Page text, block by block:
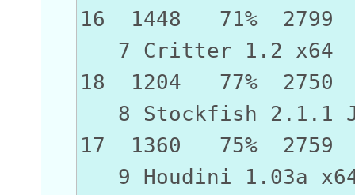
16 1448 71% 2799
7 Critter
18 1204 77% 2750
8 Stockfish 2.1.1
17 1360 75% 2759
9 Houdini